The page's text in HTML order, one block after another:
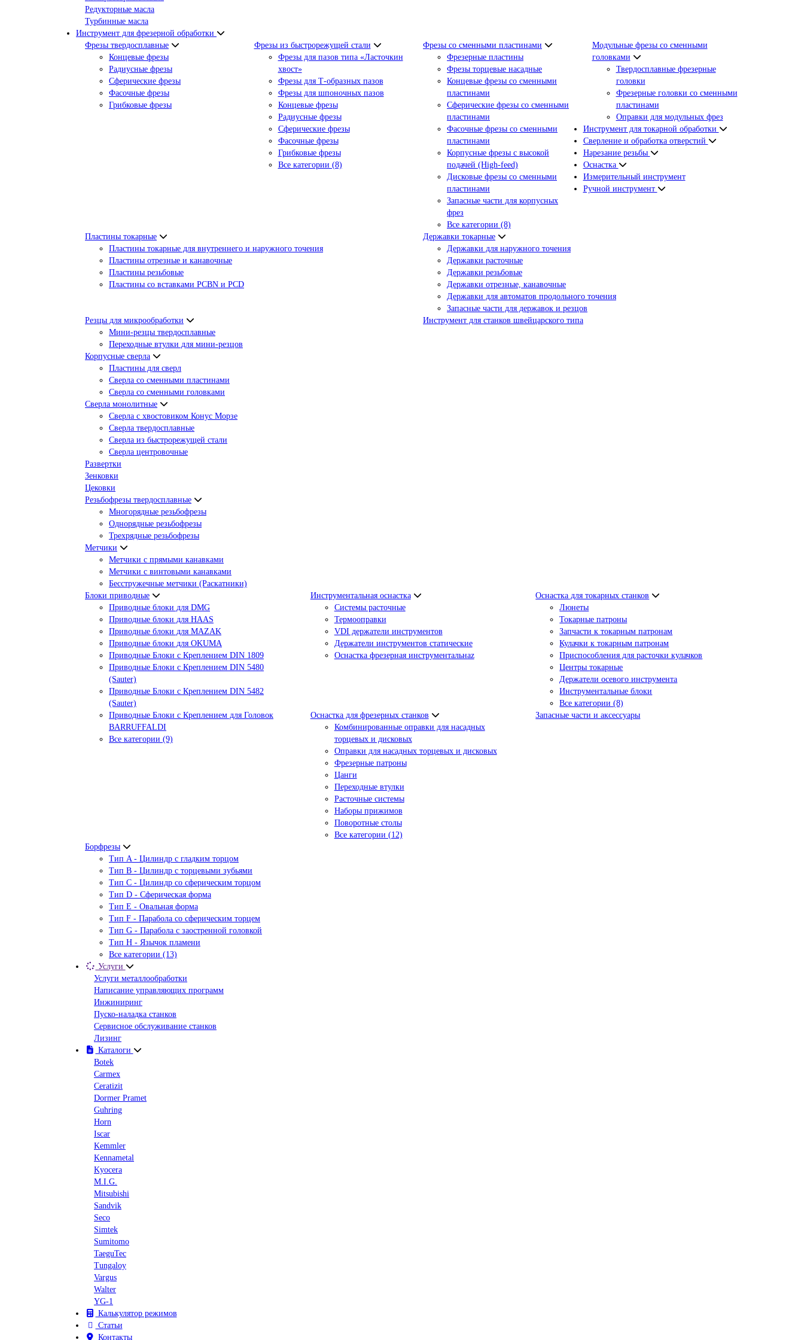
Редукторные масла
Турбинные масла
Инструмент для фрезерной обработки
Фрезы твердосплавные
Концевые фрезы
Радиусные фрезы
Сферические фрезы
Фасочные фрезы
Грибковые фрезы
Фрезы из быстрорежущей стали
Фрезы для пазов типа «Ласточкин
хвост»
Фрезы для Т-образных пазов
Фрезы для шпоночных пазов
Концевые фрезы
Радиусные фрезы
Сферические фрезы
Фасочные фрезы
Грибковые фрезы
Все категории (8)
Фрезы со сменными пластинами
Фрезерные пластины
Фрезы торцевые насадные
Концевые фрезы со сменными
пластинами
Сферические фрезы со сменными
пластинами
Фасочные фрезы со сменными
пластинами
Корпусные фрезы с высокой
подачей (High-feed)
Дисковые фрезы со сменными
пластинами
Запасные части для корпусных
фрез
Все категории (8)
Модульные фрезы со сменными
головками
Твердосплавные фрезерные
головки
Фрезерные головки со сменными
пластинами
Оправки для модульных фрез
Инструмент для токарной обработки
Пластины токарные
Пластины токарные для внутреннего и наружного точения
Пластины отрезные и канавочные
Пластины резьбовые
Пластины со вставками PCBN и PCD
Державки токарные
Державки для наружного точения
Державки расточные
Державки резьбовые
Державки отрезные, канавочные
Державки для автоматов продольного точения
Запасные части для державок и резцов
Резцы для микрообработки
Мини-резцы твердосплавные
Переходные втулки для мини-резцов
Инструмент для станков швейцарского типа
Сверление и обработка отверстий
Корпусные сверла
Пластины для сверл
Сверла со сменными пластинами
Сверла со сменными головками
Сверла монолитные
Сверла с хвостовиком Конус Морзе
Сверла твердосплавные
Сверла из быстрорежущей стали
Сверла центровочные
Развертки
Зенковки
Цековки
Нарезание резьбы
Резьбофрезы твердосплавные
Многорядные резьбофрезы
Однорядные резьбофрезы
Трехрядные резьбофрезы
Метчики
Метчики с прямыми канавками
Метчики с винтовыми канавками
Бесстружечные метчики (Раскатники)
Оснастка
Блоки приводные
Приводные блоки для DMG
Приводные блоки для HAAS
Приводные блоки для MAZAK
Приводные блоки для OKUMA
Приводные Блоки с Креплением DIN 1809
Приводные Блоки с Креплением DIN 5480
(Sauter)
Приводные Блоки с Креплением DIN 5482
(Sauter)
Приводные Блоки с Креплением для Головок
BARRUFFALDI
Все категории (9)
Инструментальная оснастка
Системы расточные
Термооправки
VDI держатели инструментов
Держатели инструментов статические
Оснастка фрезерная инструментальнаz
Оснастка для токарных станков
Люнеты
Токарные патроны
Запчасти к токарным патронам
Кулачки к токарным патронам
Приспособления для расточки кулачков
Центры токарные
Держатели осевого инструмента
Инструментальные блоки
Все категории (8)
Оснастка для фрезерных станков
Комбинированные оправки для насадных
торцевых и дисковых
Оправки для насадных торцевых и дисковых
Фрезерные патроны
Цанги
Переходные втулки
Расточные системы
Наборы прижимов
Поворотные столы
Все категории (12)
Запасные части и аксессуары
Измерительный инструмент
Ручной инструмент
Борфрезы
Тип A - Цилиндр с гладким торцом
Тип В - Цилиндр с торцевыми зубьями
Тип С - Цилиндр со сферическим торцом
Тип D - Сферическая форма
Тип Е - Овальная форма
Тип F - Парабола со сферическим торцем
Тип G - Парабола с заостренной головкой
Тип H - Язычок пламени
Все категории (13)
Услуги
Услуги металлообработки
Написание управляющих программ
Инжиниринг
Пуско-наладка станков
Сервисное обслуживание станков
Лизинг
Каталоги
Botek
Carmex
Ceratizit
Dormer Pramet
Guhring
Horn
Iscar
Kemmler
Kennametal
Kyocera
M.I.G.
Mitsubishi
Sandvik
Seco
Simtek
Sumitomo
TaeguTec
Tungaloy
Vargus
Walter
YG-1
Калькулятор режимов
Статьи
Контакты